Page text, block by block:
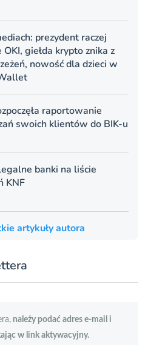
prezydent raczej
giełda krypto znika z
nowość dla dzieci w
raportowanie
swoich klientów do BIK-u
banki na liście
KNF
artykuły autora
należy podać adres e-mail i
w link aktywacyjny.